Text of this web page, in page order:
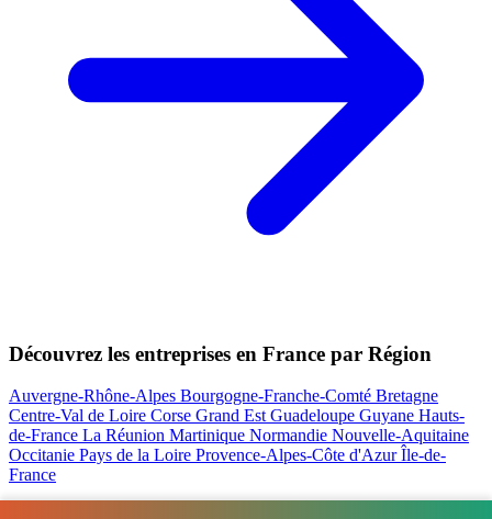
Découvrez les entreprises en France par Région
Auvergne-Rhône-Alpes Bourgogne-Franche-Comté Bretagne
Centre-Val de Loire Corse Grand EstGuadeloupe Guyane Hauts-
de-France La Réunion Martinique Normandie Nouvelle-Aquitaine
Occitanie Pays de la Loire Provence-Alpes-Côte d'AzurÎle-de-
France